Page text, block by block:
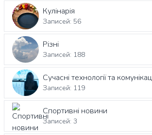
Кулінарія
Записей: 56
Різні
Записей: 188
Сучасні технології та
Записей: 119
Спортивні новини
Записей: 3